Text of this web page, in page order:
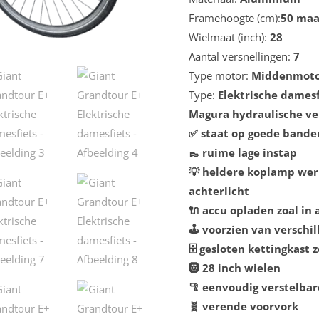
Framehoogte (cm):50
Wielmaat (inch): 28
Aantal versnellingen: 7
Type motor:
Type: Elektrische
Magura hydraulische
✅ staat op goede
👞 ruime lage instap
💡 heldere koplamp
achterlicht
🔌 accu opladen zoal in
🕹️ voorzien van
🗄️ gesloten kettingkast
🛞 28 inch wielen
🦿 eenvoudig
🧬 verende voorvork